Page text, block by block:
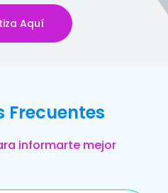
Aquí
Frecuentes
informarte mejor